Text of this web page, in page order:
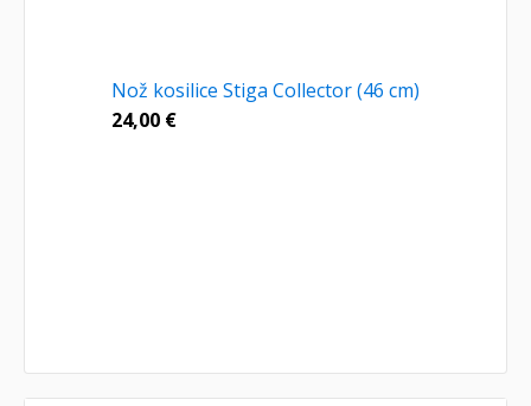
Nož kosilice Stiga Collector (46 cm)
24,00 €